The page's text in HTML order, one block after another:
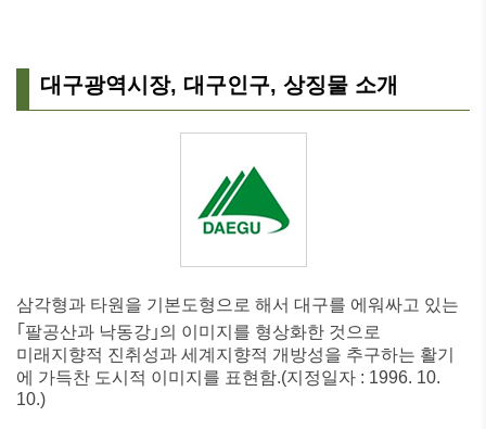
대구광역시장, 대구인구, 상징물 소개
삼각형과 타원을 기본도형으로 해서 대구를 에워싸고 있는
｢팔공산과 낙동강｣의 이미지를 형상화한 것으로
미래지향적 진취성과 세계지향적 개방성을 추구하는 활기
에 가득찬 도시적 이미지를 표현함.(지정일자 : 1996. 10.
10.)